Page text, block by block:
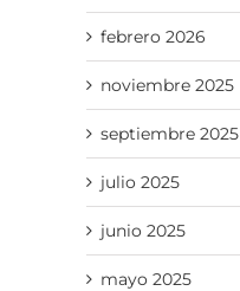
febrero 2026
noviembre 2025
septiembre 2025
julio 2025
junio 2025
mayo 2025